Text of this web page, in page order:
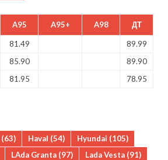
A95 A95+ A98 ДТ
81.49
89.99
85.90
89.90
81.95 78.95
(63) Haval (54) Hyundai (105)
LAda Granta (97) Lada Vesta (91)